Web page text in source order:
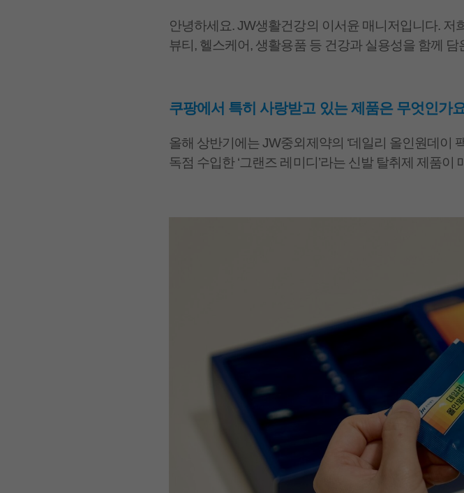
안녕하세요. JW생활건강의 이서윤 매니저입니다.
뷰티, 헬스케어, 생활용품 등 건강과 실용성을 함께
쿠팡에서 특히 사랑받고 있는 제품은 무엇인가
올해 상반기에는 JW중외제약의 ‘데일리 올인원데이
독점 수입한 ‘그랜즈 레미디’라는 신발 탈취제 제품이